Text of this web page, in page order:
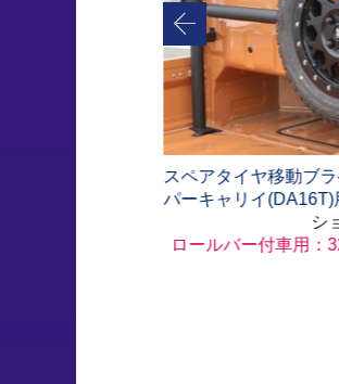
ヤ移動ブラケット キャリイ／スー
イ(DA16T)用 新発売
付車用：32,890円、純正バックガー